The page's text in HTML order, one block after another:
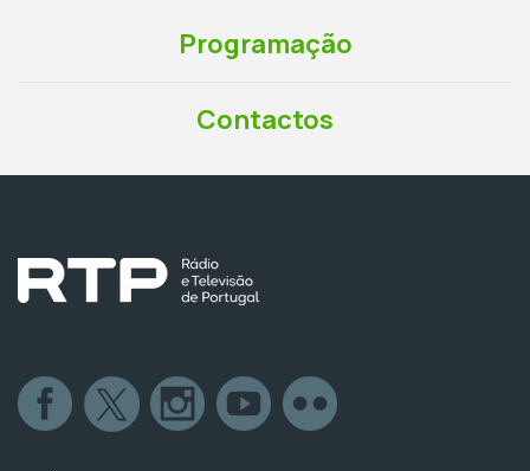
Programação
Contactos